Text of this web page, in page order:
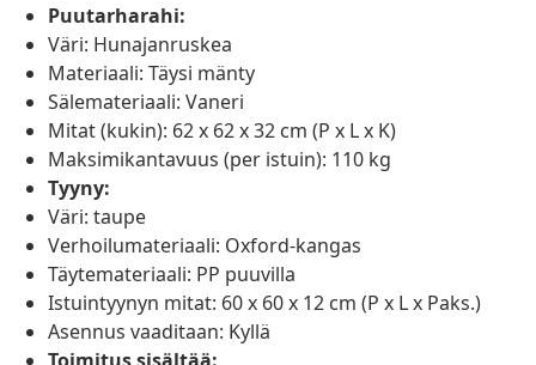
Puutarharahi:
Väri: Hunajanruskea
Materiaali: Täysi mänty
Sälemateriaali: Vaneri
Mitat (kukin): 62 x 62 x 32 cm (P x L x K)
Maksimikantavuus (per istuin): 110 kg
Tyyny:
Väri: taupe
Verhoilumateriaali: Oxford-kangas
Täytemateriaali: PP puuvilla
Istuintyynyn mitat: 60 x 60 x 12 cm (P x L x Paks.)
Asennus vaaditaan: Kyllä